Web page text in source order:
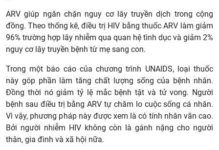
ARV giúp ngăn chặn nguy cơ lây truyền dịch trong cộng
đồng. Theo thống kê, điều trị HIV bằng thuốc ARV làm giảm
96% trường hợp lây nhiễm qua quan hệ tình dục và giảm 2%
nguy cơ lây truyền bệnh từ mẹ sang con.
Trong một báo cáo của chương trình UNAIDS, loại thuốc
này góp phần làm tăng chất lượng sống của bệnh nhân.
Đồng thời nó giảm tỷ lệ mắc bệnh tật và tử vong. Người
bệnh sau điều trị bằng ARV tự chăm lo cuộc sống cá nhân.
Vì vậy, phương pháp này được xem là có tính nhân văn cao.
Bởi người nhiễm HIV không còn là gánh nặng cho người
thân, gia đình và xã hội nữa.